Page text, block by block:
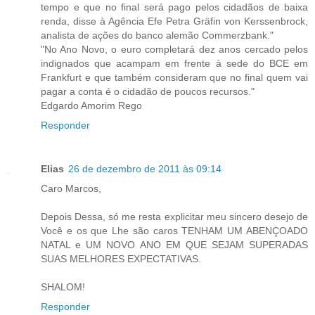
tempo e que no final será pago pelos cidadãos de baixa
renda, disse à Agência Efe Petra Gräfin von Kerssenbrock,
analista de ações do banco alemão Commerzbank."
"No Ano Novo, o euro completará dez anos cercado pelos
indignados que acampam em frente à sede do BCE em
Frankfurt e que também consideram que no final quem vai
pagar a conta é o cidadão de poucos recursos."
Edgardo Amorim Rego
Responder
Elias 26 de dezembro de 2011 às 09:14
Caro Marcos,
Depois Dessa, só me resta explicitar meu sincero desejo de
Você e os que Lhe são caros TENHAM UM ABENÇOADO
NATAL e UM NOVO ANO EM QUE SEJAM SUPERADAS
SUAS MELHORES EXPECTATIVAS.
SHALOM!
Responder